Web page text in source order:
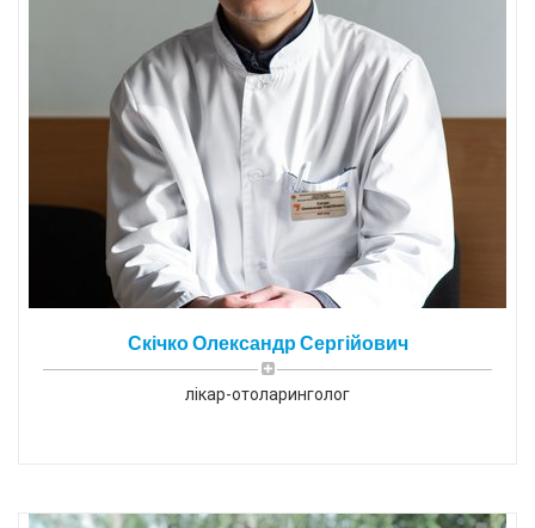
Скічко Олександр Сергійович
лікар-отоларинголог